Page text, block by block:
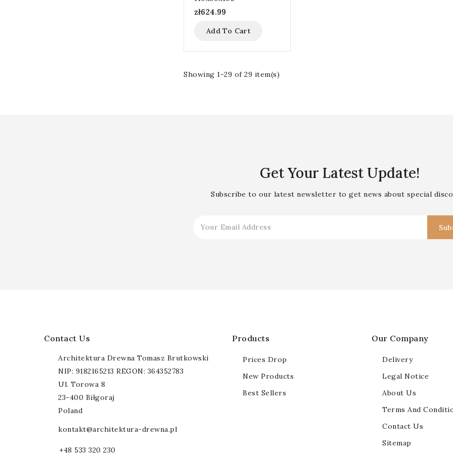
zł624.99
Add To Cart
Showing 1-29 of 29 item(s)
Get Your Latest Update!
Subscribe to our latest newsletter to get news about special
Contact Us
Architektura Drewna Tomasz Brutkowski
NIP: 9182165213 REGON: 364352783
Ul. Torowa 8
23-400 Biłgoraj
Poland
kontakt@architektura-drewna.pl
+48 533 320 230
Products
Prices Drop
New Products
Best Sellers
Our Company
Delivery
Legal Notice
About Us
Terms And
Contact Us
Sitemap